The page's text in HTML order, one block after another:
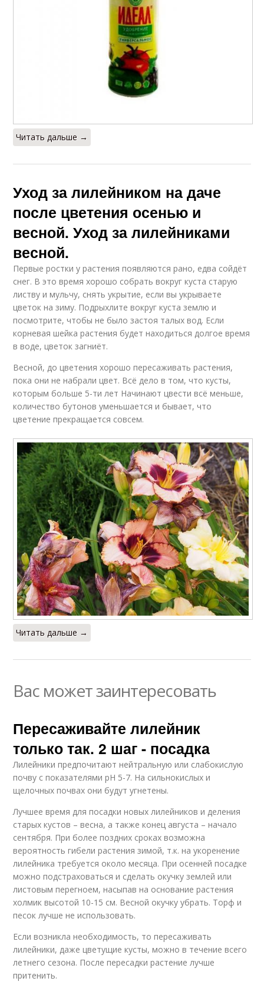
Читать дальше →
Уход за лилейником на даче
после цветения осенью и
весной. Уход за лилейниками
весной.
Первые ростки у растения появляются рано, едва сойдёт
снег. В это время хорошо собрать вокруг куста старую
листву и мульчу, снять укрытие, если вы укрываете
цветок на зиму. Подрыхлите вокруг куста землю и
посмотрите, чтобы не было застоя талых вод. Если
корневая шейка растения будет находиться долгое время
в воде, цветок загниёт.
Весной, до цветения хорошо пересаживать растения,
пока они не набрали цвет. Всё дело в том, что кусты,
которым больше 5-ти лет Начинают цвести всё меньше,
количество бутонов уменьшается и бывает, что
цветение прекращается совсем.
Читать дальше →
Вас может заинтересовать
Пересаживайте лилейник
только так. 2 шаг - посадка
Лилейники предпочитают нейтральную или слабокислую
почву с показателями pH 5-7. На сильнокислых и
щелочных почвах они будут угнетены.
Лучшее время для посадки новых лилейников и деления
старых кустов – весна, а также конец августа – начало
сентября. При более поздних сроках возможна
вероятность гибели растения зимой, т.к. на укоренение
лилейника требуется около месяца. При осенней посадке
можно подстраховаться и сделать окучку землей или
листовым перегноем, насыпав на основание растения
холмик высотой 10-15 см. Весной окучку убрать. Торф и
песок лучше не использовать.
Если возникла необходимость, то пересаживать
лилейники, даже цветущие кусты, можно в течение всего
летнего сезона. После пересадки растение лучше
притенить.